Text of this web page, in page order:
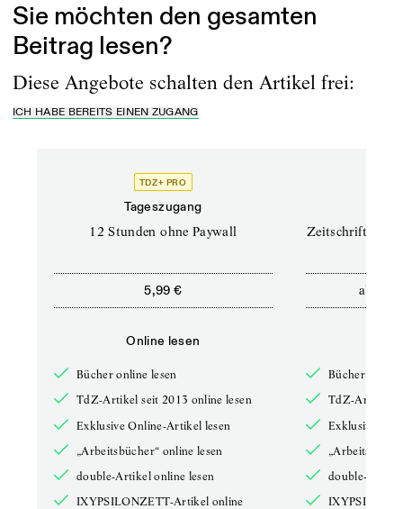
Sie möchten den gesamten
Beitrag lesen?
Diese Angebote schalten den Artikel frei:
ICH HABE BEREITS EINEN ZUGANG
TDZ+ PRO
Tageszugang
12 Stunden ohne Paywall
5,99 €
Online lesen
Bücher online lesen
TdZ-Artikel seit 2013 online lesen
Exklusive Online-Artikel lesen
„Arbeitsbücher“ online lesen
double-Artikel online lesen
IXYPSILONZETT-Artikel online
Zeitschriften
ab
Bücher online
TdZ-Artikel
Exklusive
double-